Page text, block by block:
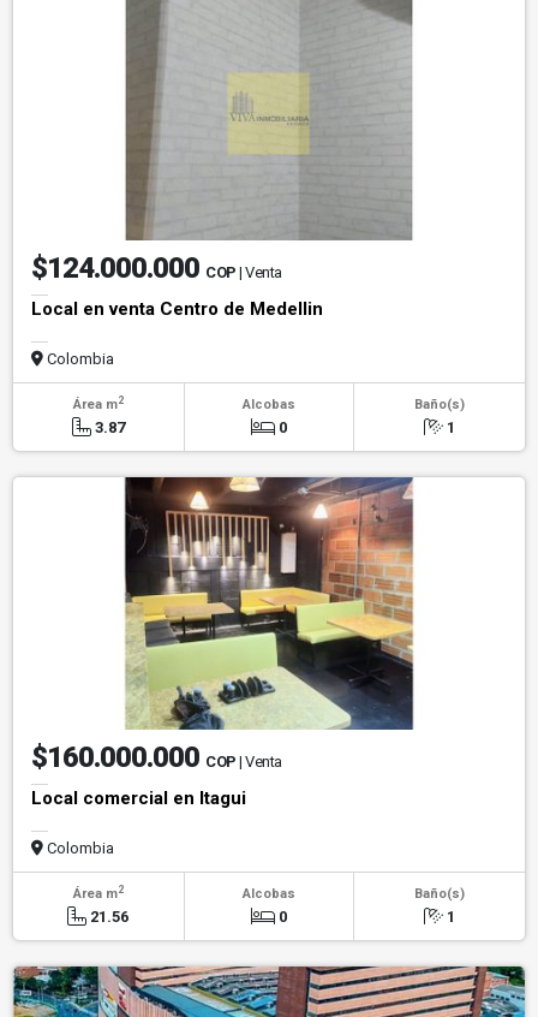
$124.000.000 COP | Venta
Local en venta Centro de Medellin
Colombia
Área m2
3.87
Alcobas
0
Baño(s)
1
$160.000.000 COP | Venta
Local comercial en Itagui
Colombia
Área m2
21.56
Alcobas
0
Baño(s)
1